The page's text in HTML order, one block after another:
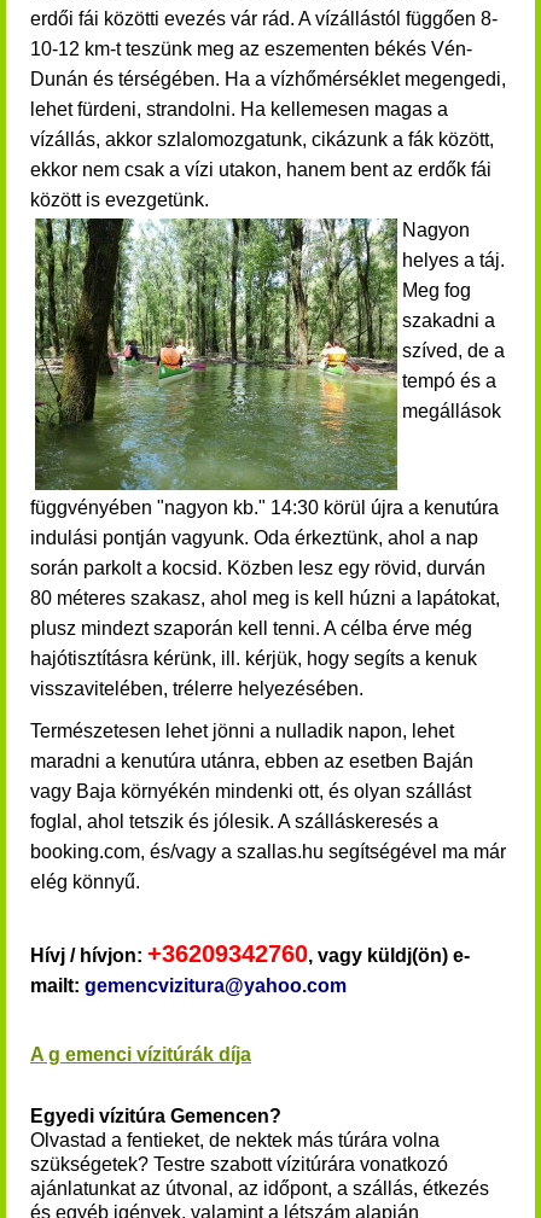
erdői fái közötti evezés vár rád. A vízállástól függően 8-
10-12 km-t teszünk meg az eszementen békés Vén-
Dunán és térségében. Ha a vízhőmérséklet megengedi,
lehet fürdeni, strandolni. Ha kellemesen magas a
vízállás, akkor szlalomozgatunk, cikázunk a fák között,
ekkor nem csak a vízi utakon, hanem bent az erdők fái
között is evezgetünk.
Nagyon
helyes a táj.
Meg fog
szakadni a
szíved, de a
tempó és a
megállások
függvényében "nagyon kb." 14:30 körül újra a kenutúra
indulási pontján vagyunk. Oda érkeztünk, ahol a nap
során parkolt a kocsid. Közben lesz egy rövid, durván
80 méteres szakasz, ahol meg is kell húzni a lapátokat,
plusz mindezt szaporán kell tenni. A célba érve még
hajótisztításra kérünk, ill. kérjük, hogy segíts a kenuk
visszavitelében, trélerre helyezésében.
Természetesen lehet jönni a nulladik napon, lehet
maradni a kenutúra utánra, ebben az esetben Baján
vagy Baja környékén mindenki ott, és olyan szállást
foglal, ahol tetszik és jólesik. A szálláskeresés a
booking.com, és/vagy a szallas.hu segítségével ma már
elég könnyű.
Hívj / hívjon: +36209342760, vagy küldj(ön) e-
mailt: gemencvizitura@yahoo.com
A g emenci vízitúrák díja
Egyedi vízitúra Gemencen?
Olvastad a fentieket, de nektek más túrára volna
szükségetek? Testre szabott vízitúrára vonatkozó
ajánlatunkat az útvonal, az időpont, a szállás, étkezés
és egyéb igények, valamint a létszám alapján